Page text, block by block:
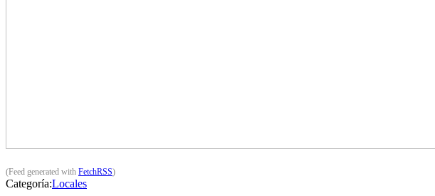
(Feed generated with FetchRSS)
Categoría:Locales